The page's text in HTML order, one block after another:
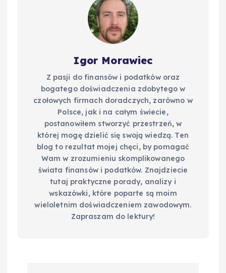
Igor Morawiec
Z pasji do finansów i podatków oraz
bogatego doświadczenia zdobytego w
czołowych firmach doradczych, zarówno w
Polsce, jak i na całym świecie,
postanowiłem stworzyć przestrzeń, w
której mogę dzielić się swoją wiedzą. Ten
blog to rezultat mojej chęci, by pomagać
Wam w zrozumieniu skomplikowanego
świata finansów i podatków. Znajdziecie
tutaj praktyczne porady, analizy i
wskazówki, które poparte są moim
wieloletnim doświadczeniem zawodowym.
Zapraszam do lektury!